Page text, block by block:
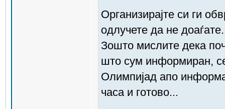
Организирајте си ги
одлучете да не доаѓате.
Зошто мислите дека
што сум информиран,
Олимпијад апо
часа и готово...